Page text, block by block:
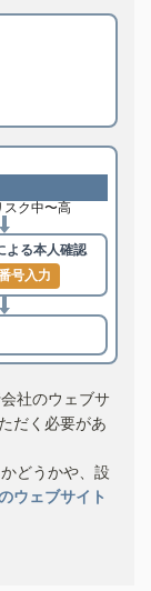
スク中〜高
よる本人確認
号入力
社のウェブサ
だく必要があ
どうかや、設
ウェブサイト